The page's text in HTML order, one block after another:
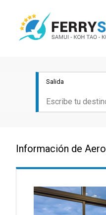
Salida
Información de